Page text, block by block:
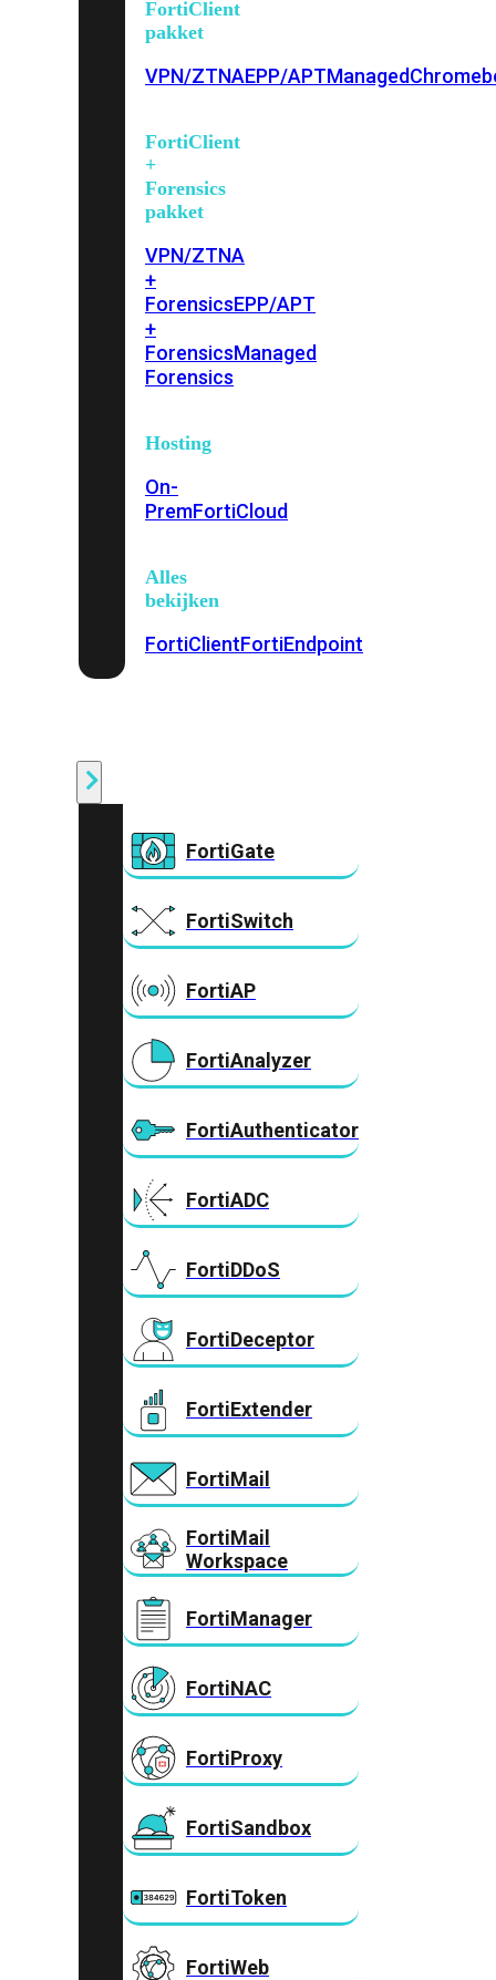
FortiClient
pakket
VPN/ZTNAEPP/APTManaged
FortiClient
+
Forensics
pakket
VPN/ZTNA
+
ForensicsEPP/APT
+
ForensicsManaged
Forensics
Hosting
On-
PremFortiCloud
Alles
bekijken
FortiClientFortiEndpoint
FortiGate
FortiSwitch
FortiAP
FortiAnalyzer
FortiAuthenticator
FortiADC
FortiDDoS
FortiDeceptor
FortiExtender
FortiMail
FortiMail
Workspace
FortiManager
FortiNAC
FortiProxy
FortiSandbox
FortiToken
FortiWeb